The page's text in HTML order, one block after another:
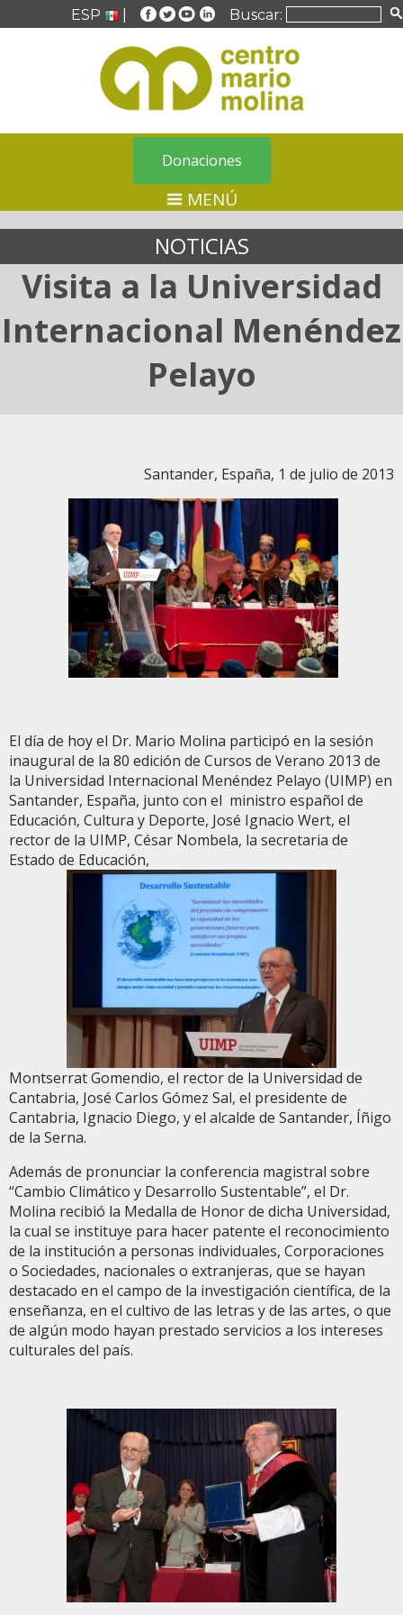
ESP Buscar:
Donaciones
MENÚ
NOTICIAS
Visita a la Universidad
Internacional Menéndez
Pelayo
Santander, España, 1 de julio de 2013
El día de hoy el Dr. Mario Molina participó en la sesión
inaugural de la 80 edición de Cursos de Verano 2013 de
la Universidad Internacional Menéndez Pelayo (UIMP) en
Santander, España, junto con el ministro español de
Educación, Cultura y Deporte, José Ignacio Wert, el
rector de la UIMP, César Nombela, la secretaria de
Estado de Educación,
Montserrat Gomendio, el rector de la Universidad de
Cantabria, José Carlos Gómez Sal, el presidente de
Cantabria, Ignacio Diego, y el alcalde de Santander, Íñigo
de la Serna.
Además de pronunciar la conferencia magistral sobre
“Cambio Climático y Desarrollo Sustentable”, el Dr.
Molina recibió la Medalla de Honor de dicha Universidad,
la cual se instituye para hacer patente el reconocimiento
de la institución a personas individuales, Corporaciones
o Sociedades, nacionales o extranjeras, que se hayan
destacado en el campo de la investigación científica, de la
enseñanza, en el cultivo de las letras y de las artes, o que
de algún modo hayan prestado servicios a los intereses
culturales del país.